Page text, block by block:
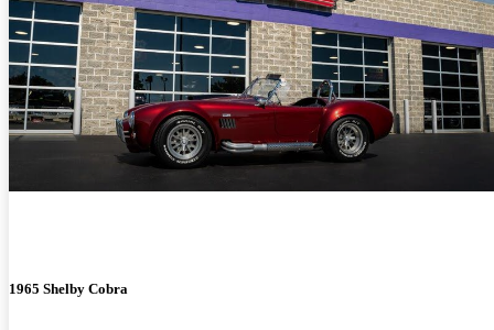
1965 Shelby Cobra